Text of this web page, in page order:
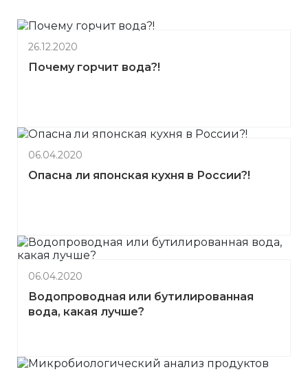
26.12.2020
Почему горчит вода?!
06.04.2020
Опасна ли японская кухня в России?!
06.04.2020
Водопроводная или бутилированная
вода, какая лучше?